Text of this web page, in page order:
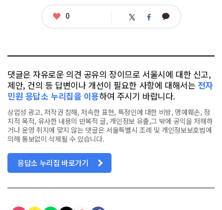
좋
0 트 페 카
댓글은 자유로운 의견 공유의 장이므로 서울시에 대한 신고,
제안, 건의 등 답변이나 개선이 필요한 사항에 대해서는 전자
민원 응답소 누리집을 이용하여 주시기 바랍니다.
상업성 광고, 저작권 침해, 저속한 표현, 특정인에 대한 비방, 명예훼손, 정
치적 목적, 유사한 내용의 반복적 글, 개인정보 유출,그 밖에 공익을 저해하
거나 운영 취지에 맞지 않는 댓글은 서울특별시 조례 및 개인정보보호법에
의해 통보없이 삭제될 수 있습니다.
응답소 누리집 바로가기